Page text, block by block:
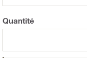
Quantité